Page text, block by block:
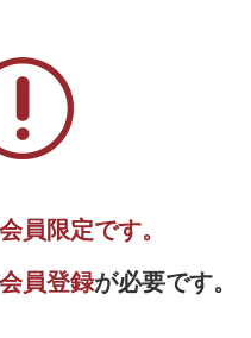
員限定です。
会員登録が必要です。